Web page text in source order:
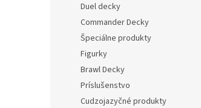
Duel decky
Commander Decky
Špeciálne produkty
Figurky
Brawl Decky
Príslušenstvo
Cudzojazyčné produkty